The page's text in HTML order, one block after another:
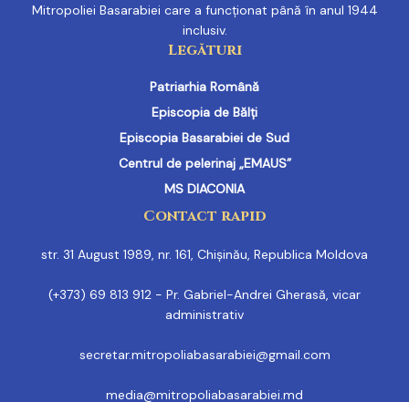
Mitropoliei Basarabiei care a funcționat până în anul 1944
inclusiv.
Legături
Patriarhia Română
Episcopia de Bălți
Episcopia Basarabiei de Sud
Centrul de pelerinaj „EMAUS”
MS DIACONIA
Contact rapid
str. 31 August 1989, nr. 161, Chișinău, Republica Moldova
(+373) 69 813 912 - Pr. Gabriel-Andrei Gherasă, vicar
administrativ
secretar.mitropoliabasarabiei@gmail.com
media@mitropoliabasarabiei.md